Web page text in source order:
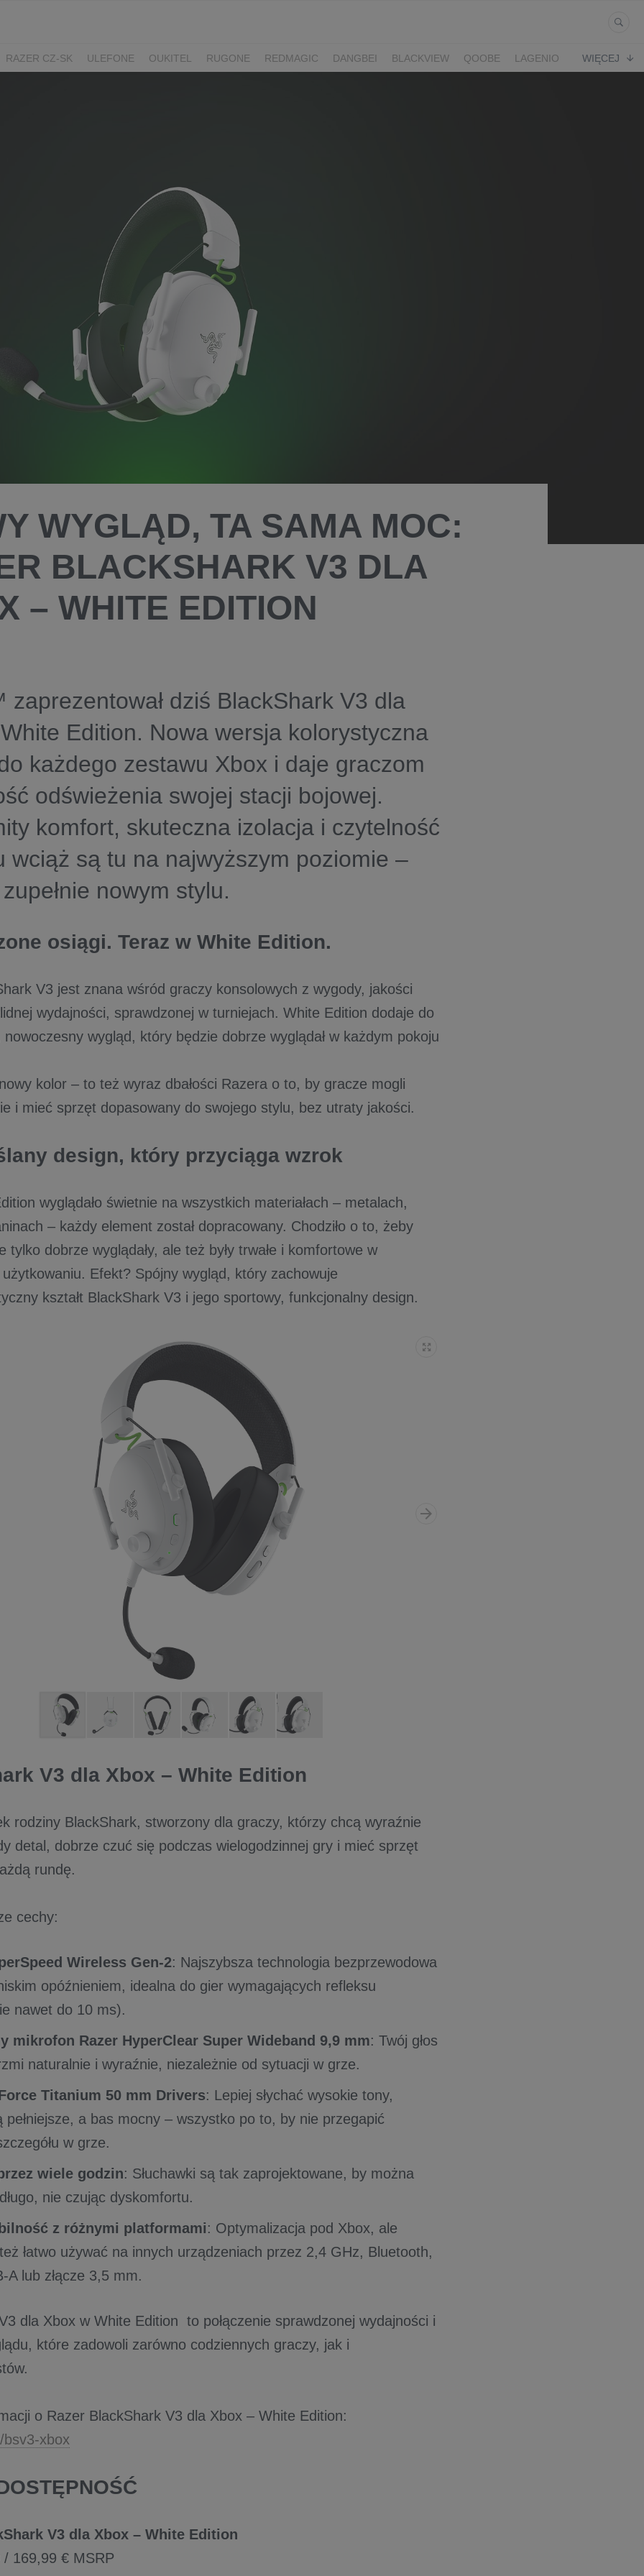
RAZER CZ-SK ULEFONE OUKITEL RUGONE REDMAGIC DANGBEI BLACKVIEW QOOBE
LAGENIO
WIĘCEJ
WYGLĄD, TA SAMA MOC:
BLACKSHARK V3 DLA
– WHITE EDITION
dziś BlackShark V3 dla
Edition. Nowa wersja kolorystyczna
każdego zestawu Xbox i daje graczom
odświeżenia swojej stacji bojowej.
komfort, skuteczna izolacja i czytelność
wciąż są tu na najwyższym poziomie –
nowym stylu.
osiągi. Teraz w White Edition.
V3 jest znana wśród graczy konsolowych z wygody, jakości
wydajności, sprawdzonej w turniejach. White Edition dodaje do
wygląd, który będzie dobrze wyglądał w każdym pokoju
kolor – to też wyraz dbałości Razera o to, by gracze mogli
i mieć sprzęt dopasowany do swojego stylu, bez utraty jakości.
design, który przyciąga wzrok
wyglądało świetnie na wszystkich materiałach – metalach,
– każdy element został dopracowany. Chodziło o to, żeby
tylko dobrze wyglądały, ale też były trwałe i komfortowe w
Efekt? Spójny wygląd, który zachowuje
kształt BlackShark V3 i jego sportowy, funkcjonalny design.
V3 dla Xbox – White Edition
rodziny BlackShark, stworzony dla graczy, którzy chcą wyraźnie
detal, dobrze czuć się podczas wielogodzinnej gry i mieć sprzęt
rundę.
cechy:
Wireless Gen-2: Najszybsza technologia bezprzewodowa
opóźnieniem, idealna do gier wymagających refleksu
nawet do 10 ms).
mikrofon Razer HyperClear Super Wideband 9,9 mm: Twój głos
naturalnie i wyraźnie, niezależnie od sytuacji w grze.
Titanium 50 mm Drivers: Lepiej słychać wysokie tony,
pełniejsze, a bas mocny – wszystko po to, by nie przegapić
w grze.
wiele godzin: Słuchawki są tak zaprojektowane, by można
nie czując dyskomfortu.
z różnymi platformami: Optymalizacja pod Xbox, ale
łatwo używać na innych urządzeniach przez 2,4 GHz, Bluetooth,
A lub złącze 3,5 mm.
dla Xbox w White Edition to połączenie sprawdzonej wydajności i
które zadowoli zarówno codziennych graczy, jak i
o Razer BlackShark V3 dla Xbox – White Edition:
xbox
V3 dla Xbox – White Edition
/ 169,99 € MSRP